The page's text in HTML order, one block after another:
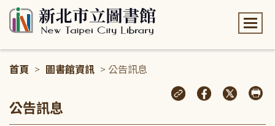
首頁 > 圖書館資訊 > 公告訊息
公告訊息